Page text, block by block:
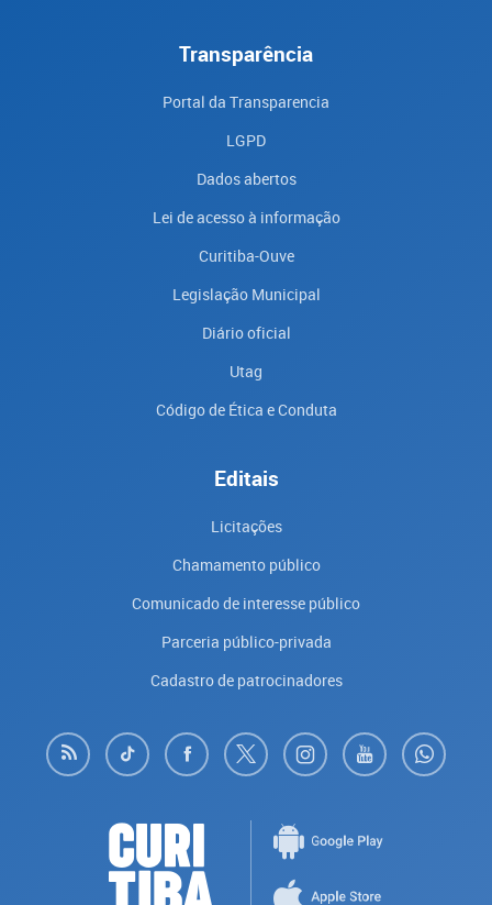
Transparência
Portal da Transparencia
LGPD
Dados abertos
Lei de acesso à informação
Curitiba-Ouve
Legislação Municipal
Diário oficial
Utag
Código de Ética e Conduta
Editais
Licitações
Chamamento público
Comunicado de interesse público
Parceria público-privada
Cadastro de patrocinadores